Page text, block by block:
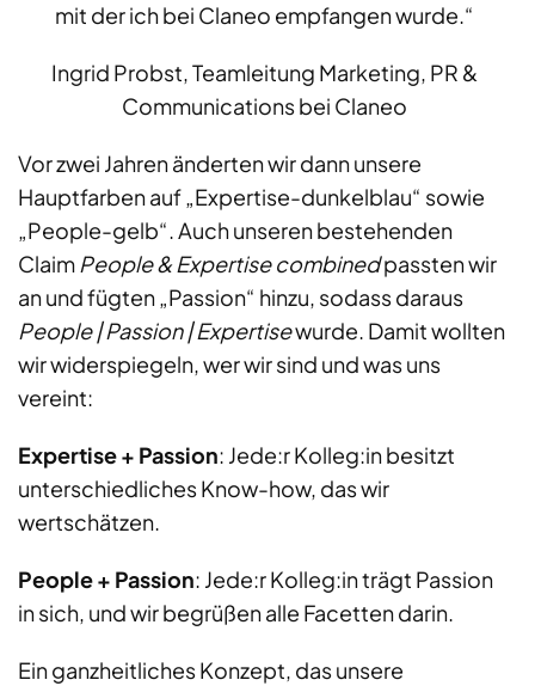
mit der ich bei Claneo empfangen wurde.“
Ingrid Probst, Teamleitung Marketing, PR &
Communications bei Claneo
Vor zwei Jahren änderten wir dann unsere
Hauptfarben auf „Expertise-dunkelblau“ sowie
„People-gelb“. Auch unseren bestehenden
Claim People & Expertise combinedpassten wir
an und fügten „Passion“ hinzu, sodass daraus
People | Passion | Expertisewurde. Damit wollten
wir widerspiegeln, wer wir sind und was uns
vereint:
Expertise + Passion: Jede:r Kolleg:in besitzt
unterschiedliches Know-how, das wir
wertschätzen.
People + Passion: Jede:r Kolleg:in trägt Passion
in sich, und wir begrüßen alle Facetten darin.
Ein ganzheitliches Konzept, das unsere